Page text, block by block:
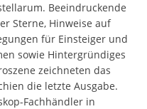
Beeindruckende
Sterne, Hinweise auf
für Einsteiger und
sowie Hintergründiges
zeichneten das
die letzte Ausgabe.
Fachhändler in